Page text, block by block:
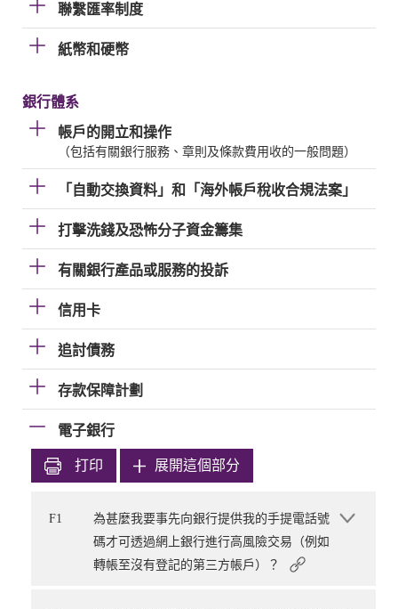
聯繫匯率制度
紙幣和硬幣
銀行體系
帳戶的開立和操作
（包括有關銀行服務、章則及條款費用收的一般問題）
「自動交換資料」和「海外帳戶稅收合規法案」
打擊洗錢及恐怖分子資金籌集
有關銀行產品或服務的投訴
信用卡
追討債務
存款保障計劃
電子銀行
打印 展開這個部分
F1
為甚麼我要事先向銀行提供我的手提電話號
碼才可透過網上銀行進行高風險交易（例如
轉帳至沒有登記的第三方帳戶）？